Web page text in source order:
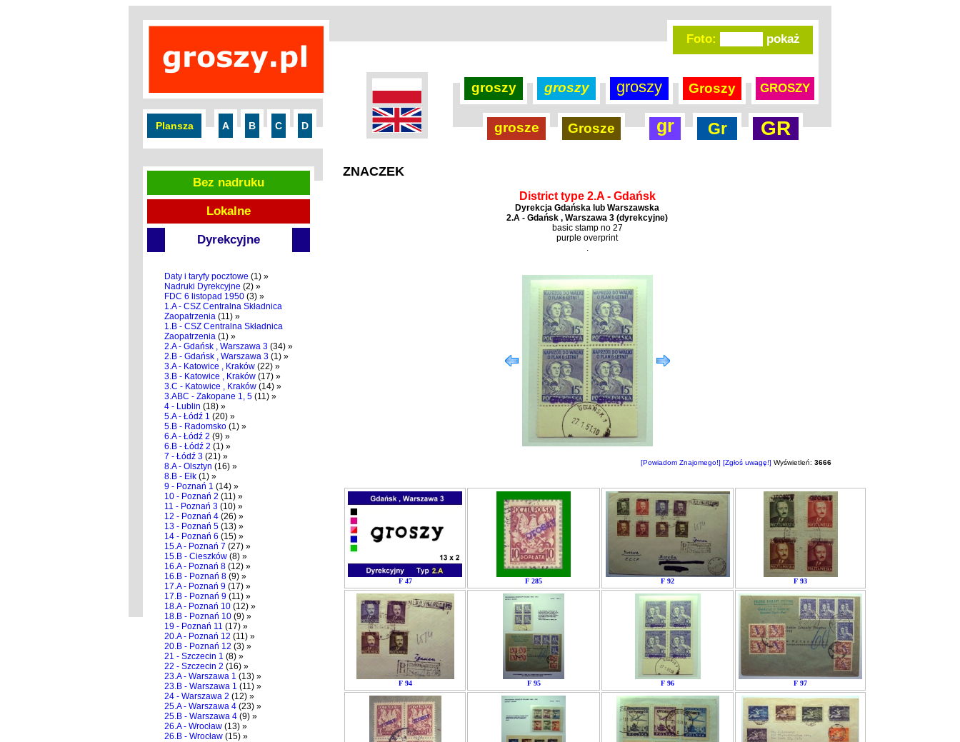
Foto:
Plansza A B C D
groszy groszy groszy Groszy GROSZY
grosze Grosze gr Gr GR
Bez nadruku
Lokalne
Dyrekcyjne
Daty i taryfy pocztowe (1) »
Nadruki Dyrekcyjne (2) »
FDC 6 listopad 1950 (3) »
1.A - CSZ Centralna Składnica
Zaopatrzenia (11) »
1.B - CSZ Centralna Składnica
Zaopatrzenia (1) »
2.A - Gdańsk , Warszawa 3 (34) »
2.B - Gdańsk , Warszawa 3 (1) »
3.A - Katowice , Kraków (22) »
3.B - Katowice , Kraków (17) »
3.C - Katowice , Kraków (14) »
3.ABC - Zakopane 1, 5 (11) »
4 - Lublin (18) »
5.A - Łódź 1 (20) »
5.B - Radomsko (1) »
6.A - Łódź 2 (9) »
6.B - Łódź 2 (1) »
7 - Łódź 3 (21) »
8.A - Olsztyn (16) »
8.B - Ełk (1) »
9 - Poznań 1 (14) »
10 - Poznań 2 (11) »
11 - Poznań 3 (10) »
12 - Poznań 4 (26) »
13 - Poznań 5 (13) »
14 - Poznań 6 (15) »
15.A - Poznań 7 (27) »
15.B - Cieszków (8) »
16.A - Poznań 8 (12) »
16.B - Poznań 8 (9) »
17.A - Poznań 9 (17) »
17.B - Poznań 9 (11) »
18.A - Poznań 10 (12) »
18.B - Poznań 10 (9) »
19 - Poznań 11 (17) »
20.A - Poznań 12 (11) »
20.B - Poznań 12 (3) »
21 - Szczecin 1 (8) »
22 - Szczecin 2 (16) »
23.A - Warszawa 1 (13) »
23.B - Warszawa 1 (11) »
24 - Warszawa 2 (12) »
25.A - Warszawa 4 (23) »
25.B - Warszawa 4 (9) »
26.A - Wrocław (13) »
26.B - Wrocław (15) »
ZNACZEK
District type 2.A - Gdańsk
Dyrekcja Gdańska lub Warszawska
2.A - Gdańsk , Warszawa 3 (dyrekcyjne)
basic stamp no 27
purple overprint
.
[Powiadom Znajomego!] [Zgłoś uwagę!] Wyświetleń: 3666
F 47 F 285 F 92 F 93
F 94 F 95 F 96 F 97